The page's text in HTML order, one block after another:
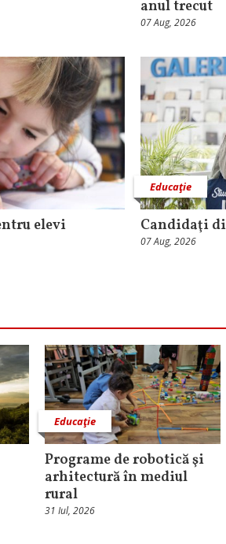
anul trecut
07 Aug, 2026
elevi
Educaţie
Candidaţi
07 Aug, 2026
Educaţie
Programe de robotică şi
arhitectură în mediul
rural
31 Iul, 2026